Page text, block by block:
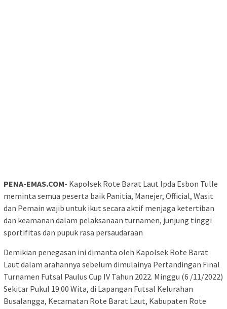
PENA-EMAS.COM- Kapolsek Rote Barat Laut Ipda Esbon Tulle
meminta semua peserta baik Panitia, Manejer, Official, Wasit
dan Pemain wajib untuk ikut secara aktif menjaga ketertiban
dan keamanan dalam pelaksanaan turnamen, junjung tinggi
sportifitas dan pupuk rasa persaudaraan
Demikian penegasan ini dimanta oleh Kapolsek Rote Barat
Laut dalam arahannya sebelum dimulainya Pertandingan Final
Turnamen Futsal Paulus Cup IV Tahun 2022. Minggu (6 /11/2022)
Sekitar Pukul 19.00 Wita, di Lapangan Futsal Kelurahan
Busalangga, Kecamatan Rote Barat Laut, Kabupaten Rote